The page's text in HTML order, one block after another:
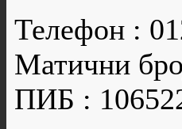
Телефон :
Матични
ПИБ :